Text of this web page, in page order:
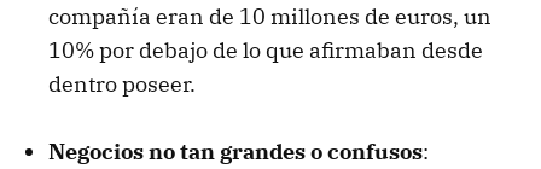
compañía eran de 10 millones de euros, un
10% por debajo de lo que afirmaban desde
dentro poseer.
Negocios no tan grandes o confusos: